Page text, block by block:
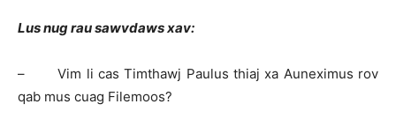
Lus nug rau sawvdaws xav:
– Vim li cas Timthawj Paulus thiaj xa Auneximus rov
qab mus cuag Filemoos?